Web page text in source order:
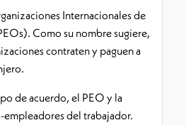
Internacionales de
Como su nombre sugiere,
contraten y paguen a
de acuerdo, el PEO y la
empleadores del trabajador.